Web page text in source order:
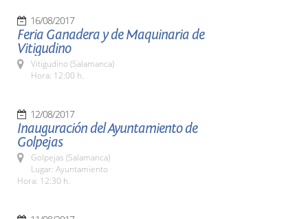
16/08/2017
Feria Ganadera y de Maquinaria de
Vitigudino
Vitigudino (Salamanca)
Hora: 12:00 h.
12/08/2017
Inauguración del Ayuntamiento de
Golpejas
Golpejas (Salamanca)
Lugar: Ayuntamiento
Hora: 12:30 h.